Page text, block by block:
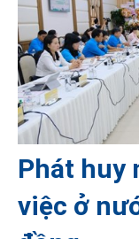
Phát huy
việc ở